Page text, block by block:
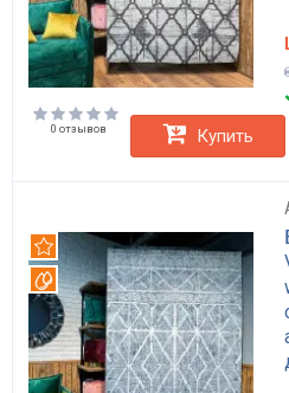
0 отзывов Купить
Рекомендуем
Вотерпруф